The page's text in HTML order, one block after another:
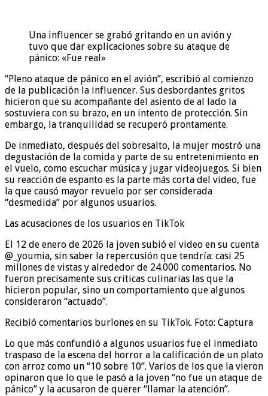
Una influencer se grabó gritando en un avión y
tuvo que dar explicaciones sobre su ataque de
pánico: «Fue real»
“Pleno ataque de pánico en el avión”, escribió al comienzo
de la publicación la influencer. Sus desbordantes gritos
hicieron que su acompañante del asiento de al lado la
sostuviera con su brazo, en un intento de protección. Sin
embargo, la tranquilidad se recuperó prontamente.
De inmediato, después del sobresalto, la mujer mostró una
degustación de la comida y parte de su entretenimiento en
el vuelo, como escuchar música y jugar videojuegos. Si bien
su reacción de espanto es la parte más corta del video, fue
la que causó mayor revuelo por ser considerada
“desmedida” por algunos usuarios.
Las acusaciones de los usuarios en TikTok
El 12 de enero de 2026 la joven subió el video en su cuenta
@_youmia, sin saber la repercusión que tendría: casi 25
millones de vistas y alrededor de 24.000 comentarios. No
fueron precisamente sus críticas culinarias las que la
hicieron popular, sino un comportamiento que algunos
consideraron “actuado”.
Recibió comentarios burlones en su TikTok. Foto: Captura
Lo que más confundió a algunos usuarios fue el inmediato
traspaso de la escena del horror a la calificación de un plato
con arroz como un “10 sobre 10”. Varios de los que la vieron
opinaron que lo que le pasó a la joven “no fue un ataque de
pánico” y la acusaron de querer “llamar la atención”.